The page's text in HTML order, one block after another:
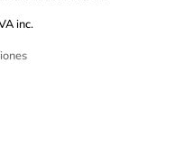
inc.